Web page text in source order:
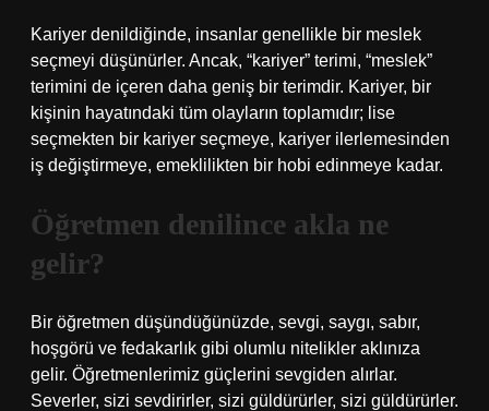
Kariyer denildiğinde, insanlar genellikle bir meslek
seçmeyi düşünürler. Ancak, “kariyer” terimi, “meslek”
terimini de içeren daha geniş bir terimdir. Kariyer, bir
kişinin hayatındaki tüm olayların toplamıdır; lise
seçmekten bir kariyer seçmeye, kariyer ilerlemesinden
iş değiştirmeye, emeklilikten bir hobi edinmeye kadar.
Öğretmen denilince akla ne
gelir?
Bir öğretmen düşündüğünüzde, sevgi, saygı, sabır,
hoşgörü ve fedakarlık gibi olumlu nitelikler aklınıza
gelir. Öğretmenlerimiz güçlerini sevgiden alırlar.
Severler, sizi sevdirirler, sizi güldürürler, sizi güldürürler.